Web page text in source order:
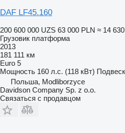
DAF LF45.160
200 600 000 UZS 63 000 PLN ≈ 14
Грузовик платформа
2013
181 111 км
Euro 5
Мощность 160 л.с. (118 кВт)
Польша, Modliborzyce
Davidson Company Sp. z o.o.
Связаться с продавцом